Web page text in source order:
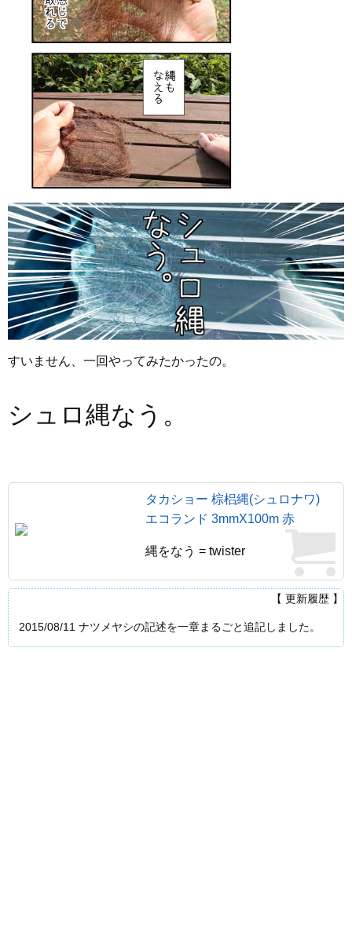
すいません、一回やってみたかったの。
シュロ縄なう。
タカショー 棕梠縄(シュロナワ)
エコランド 3mmX100m 赤
縄をなう = twister
【 更新履歴 】
2015/08/11 ナツメヤシの記述を一章まるごと追記しました。